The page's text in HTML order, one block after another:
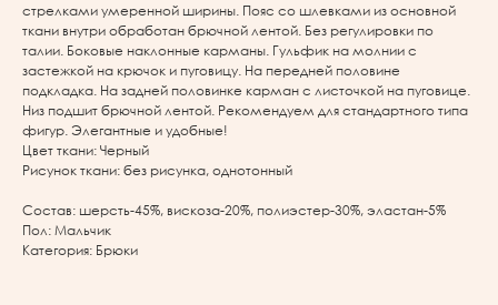
стрелками умеренной ширины. Пояс со шлевками из основной
ткани внутри обработан брючной лентой. Без регулировки по
талии. Боковые наклонные карманы. Гульфик на молнии с
застежкой на крючок и пуговицу. На передней половине
подкладка. На задней половинке карман с листочкой на пуговице.
Низ подшит брючной лентой. Рекомендуем для стандартного типа
фигур. Элегантные и удобные!
Цвет ткани: Черный
Рисунок ткани: без рисунка, однотонный
Состав: шерсть-45%, вискоза-20%, полиэстер-30%, эластан-5%
Пол: Мальчик
Категория: Брюки